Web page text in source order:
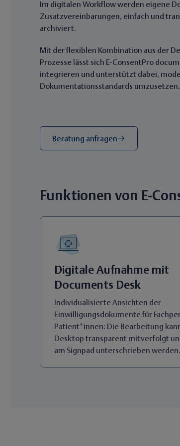
Im digitalen Workflow werden eigene
Zusatzvereinbarungen, einfach und
archiviert.
Mit der flexiblen Kombination aus der
Prozesse lässt sich E-ConsentPro
integrieren und unterstützt dabei,
Dokumentationsstandards umzusetzen.
Beratung anfragen
Funktionen von E-
Digitale Aufnahme mit
Documents Desk
Individualisierte Ansichten der
Einwilligungsdokumente für
Patient*innen: Die Bearbeitung
Desktop transparent mitverfolgt
am Signpad unterschrieben werden.